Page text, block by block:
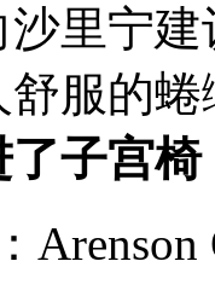
里宁
服的蜷
子宫